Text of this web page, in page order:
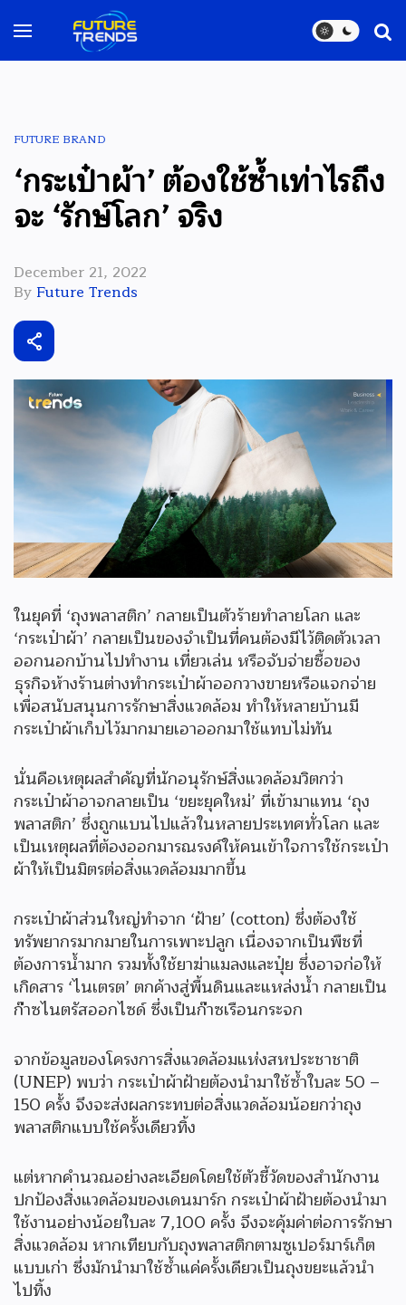
FUTURE BRAND
‘กระเป๋าผ้า’ ต้องใช้ซ้ำเท่าไรถึง
จะ ‘รักษ์โลก’ จริง
December 21, 2022
By Future Trends
ในยุคที่ ‘ถุงพลาสติก’ กลายเป็นตัวร้ายทำลายโลก และ
‘กระเป๋าผ้า’ กลายเป็นของจำเป็นที่คนต้องมีไว้ติดตัวเวลา
ออกนอกบ้านไปทำงาน เที่ยวเล่น หรือจับจ่ายซื้อของ
ธุรกิจห้างร้านต่างทำกระเป๋าผ้าออกวางขายหรือแจกจ่าย
เพื่อสนับสนุนการรักษาสิ่งแวดล้อม ทำให้หลายบ้านมี
กระเป๋าผ้าเก็บไว้มากมายเอาออกมาใช้แทบไม่ทัน
นั่นคือเหตุผลสำคัญที่นักอนุรักษ์สิ่งแวดล้อมวิตกว่า
กระเป๋าผ้าอาจกลายเป็น ‘ขยะยุคใหม่’ ที่เข้ามาแทน ‘ถุง
พลาสติก’ ซึ่งถูกแบนไปแล้วในหลายประเทศทั่วโลก และ
เป็นเหตุผลที่ต้องออกมารณรงค์ให้คนเข้าใจการใช้กระเป๋า
ผ้าให้เป็นมิตรต่อสิ่งแวดล้อมมากขึ้น
กระเป๋าผ้าส่วนใหญ่ทำจาก ‘ฝ้าย’ (cotton) ซึ่งต้องใช้
ทรัพยากรมากมายในการเพาะปลูก เนื่องจากเป็นพืชที่
ต้องการน้ำมาก รวมทั้งใช้ยาฆ่าแมลงและปุ๋ย ซึ่งอาจก่อให้
เกิดสาร ‘ไนเตรต’ ตกค้างสู่พื้นดินและแหล่งน้ำ กลายเป็น
ก๊าซไนตรัสออกไซด์ ซึ่งเป็นก๊าซเรือนกระจก
จากข้อมูลของโครงการสิ่งแวดล้อมแห่งสหประชาชาติ
(UNEP) พบว่า กระเป๋าผ้าฝ้ายต้องนำมาใช้ซ้ำใบละ 50 –
150 ครั้ง จึงจะส่งผลกระทบต่อสิ่งแวดล้อมน้อยกว่าถุง
พลาสติกแบบใช้ครั้งเดียวทิ้ง
แต่หากคำนวณอย่างละเอียดโดยใช้ตัวชี้วัดของสำนักงาน
ปกป้องสิ่งแวดล้อมของเดนมาร์ก กระเป๋าผ้าฝ้ายต้องนำมา
ใช้งานอย่างน้อยใบละ 7,100 ครั้ง จึงจะคุ้มค่าต่อการรักษา
สิ่งแวดล้อม หากเทียบกับถุงพลาสติกตามซูเปอร์มาร์เก็ต
แบบเก่า ซึ่งมักนำมาใช้ซ้ำแค่ครั้งเดียวเป็นถุงขยะแล้วนำ
ไปทิ้ง